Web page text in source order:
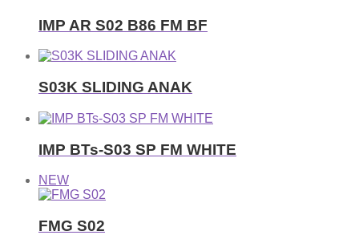
IMP AR S02 B86 FM BF
S03K SLIDING ANAK
IMP BTs-S03 SP FM WHITE
NEW
FMG S02